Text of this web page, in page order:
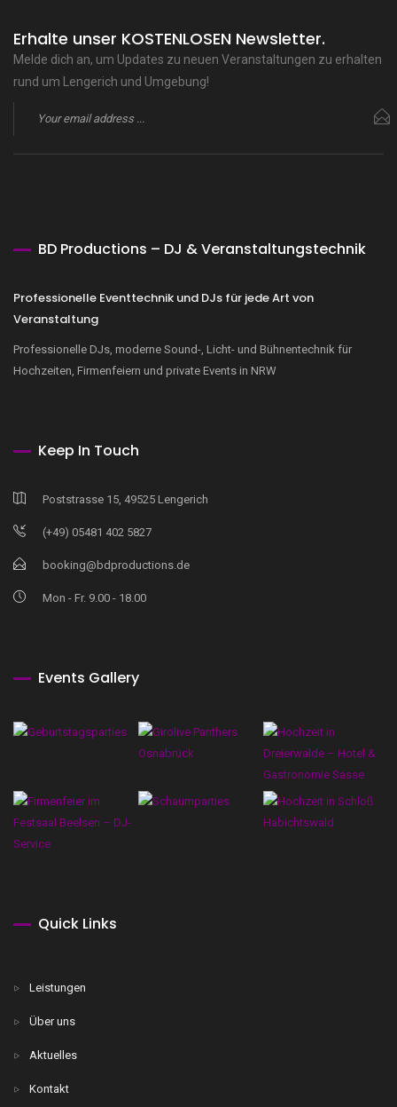
Erhalte unser KOSTENLOSEN Newsletter.
Melde dich an, um Updates zu neuen Veranstaltungen zu erhalten
rund um Lengerich und Umgebung!
BD Productions – DJ & Veranstaltungstechnik
Professionelle Eventtechnik und DJs für jede Art von
Veranstaltung
Professionelle DJs, moderne Sound-, Licht- und Bühnentechnik für
Hochzeiten, Firmenfeiern und private Events in NRW
Keep In Touch
Poststrasse 15, 49525 Lengerich
(+49) 05481 402 5827
booking@bdproductions.de
Mon - Fr. 9.00 - 18.00
Events Gallery
Quick Links
Leistungen
Über uns
Aktuelles
Kontakt